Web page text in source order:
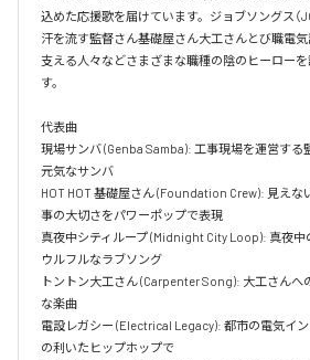
込めた応援歌を届けています。ジョブソングス（
汗を流す監督さん基礎屋さん大工さんとび職電
支える人々などさまざまな職種の陰のヒーロー
す。
代表曲
現場サンバ (Genba Samba): 工事現場を運営する
元気なサンバ
HOT HOT 基礎屋さん (Foundation Crew): 見えな
事の大切さをパワーポップで表現
真夜中シティループ (Midnight City Loop): 真夜
ウルフルなラブソング
トントン大工さん (Carpenter Song): 大工さんへ
な楽曲
電設レガシー (Electrical Legacy): 都市の電気イ
の利いたヒップホップで